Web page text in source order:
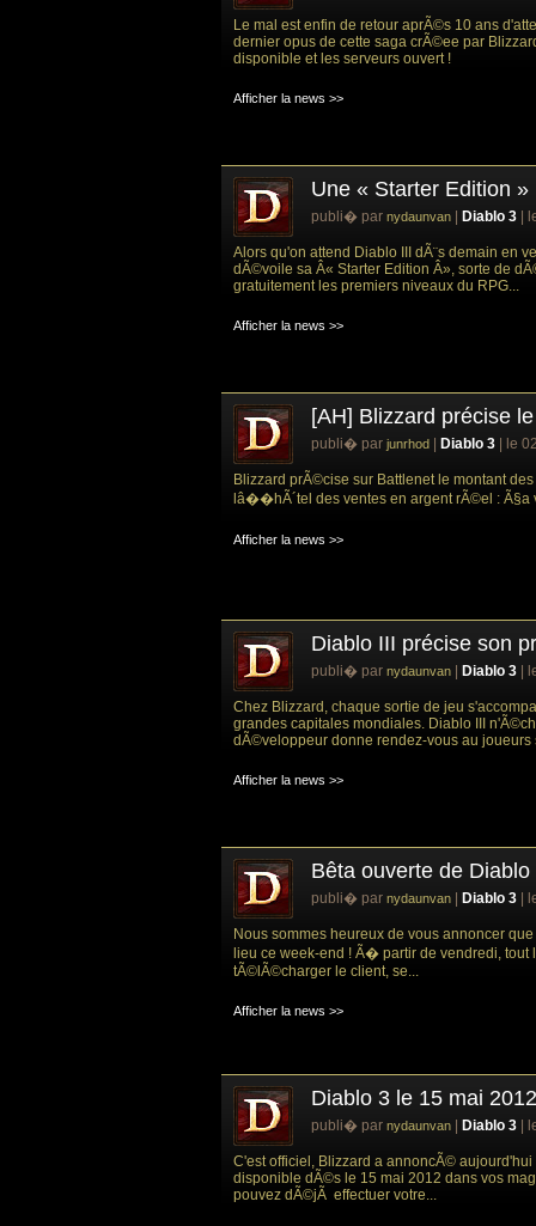
Le mal est enfin de retour aprÃ©s 10 ans
dernier opus de cette saga crÃ©ee par
disponible et les serveurs ouvert !
Afficher la news >>
Une « Starter Edition
publi� par nydaunvan Diablo 3 |
Alors qu'on attend Diablo III dÃ¨s demain en
dÃ©voile sa Â« Starter Edition Â», sorte de
gratuitement les premiers niveaux du RPG...
Afficher la news >>
[AH] Blizzard précise
publi� par junrhod Diablo 3 | le
Blizzard prÃ©cise sur Battlenet le montant
lâ��hÃ´tel des ventes en argent rÃ©el : Ã§a
Afficher la news >>
Diablo III précise son
publi� par nydaunvan Diablo 3 |
Chez Blizzard, chaque sortie de jeu
grandes capitales mondiales. Diablo III
dÃ©veloppeur donne rendez-vous au joueurs
Afficher la news >>
Bêta ouverte de
publi� par nydaunvan Diablo 3 |
Nous sommes heureux de vous annoncer
lieu ce week-end ! Ã� partir de vendredi,
tÃ©lÃ©charger le client, se...
Afficher la news >>
Diablo 3 le 15 mai
publi� par nydaunvan Diablo 3 |
C'est officiel, Blizzard a annoncÃ©
disponible dÃ©s le 15 mai 2012 dans vos
pouvez dÃ©jÃ effectuer votre...